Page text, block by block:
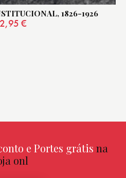
1826-1926
€
e Portes grátis na
online